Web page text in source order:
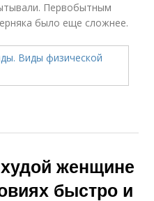
Первобытным
было еще сложнее.
женщине
быстро и